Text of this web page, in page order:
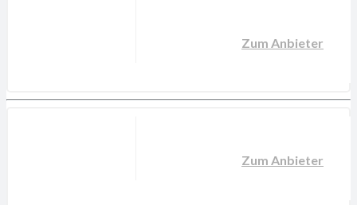
Zum Anbieter
Zum Anbieter